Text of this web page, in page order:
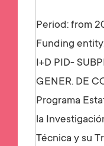
Period: from
Funding
I+D PID-
GENER. DE
Programa
la
Técnica y su